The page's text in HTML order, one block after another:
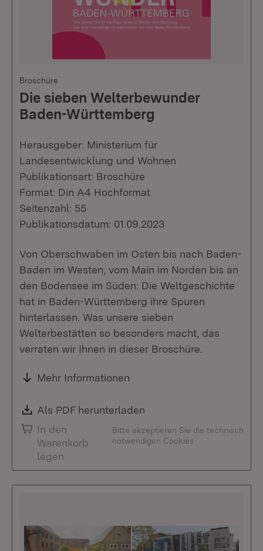
Broschüre
Die sieben Welterbewunder
Baden-Württemberg
Herausgeber: Ministerium für
Landesentwicklung und Wohnen
Publikationsart: Broschüre
Format: Din A4 Hochformat
Seitenzahl: 55
Publikationsdatum: 01.09.2023
Von Oberschwaben im Osten bis nach Baden-
Baden im Westen, vom Main im Norden bis an
den Bodensee im Süden: Die Weltgeschichte
hat in Baden-Württemberg ihre Spuren
hinterlassen. Was unsere sieben
Welterbestätten so besonders macht, das
verraten wir Ihnen in dieser Broschüre.
Mehr Informationen
Download:
Als PDF herunterladen
In den
Warenkorb
legen
Bitte akzeptieren Sie die technisch
notwendigen Cookies